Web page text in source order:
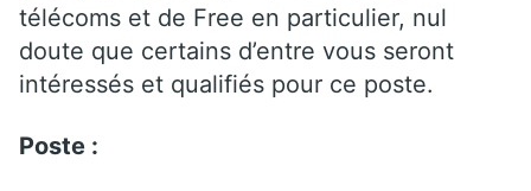
télécoms et de Free en particulier, nul
doute que certains d’entre vous seront
intéressés et qualifiés pour ce poste.
Poste :